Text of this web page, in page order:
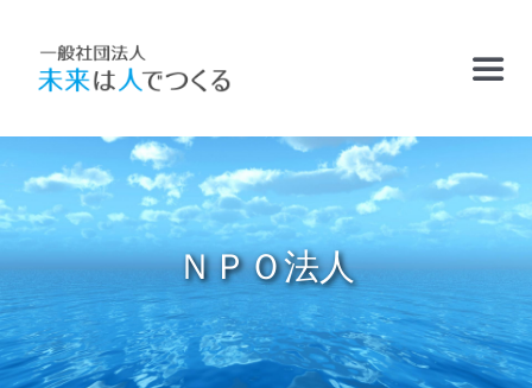
content
お知らせ
フリースクールおかむら塾
ＮＰＯ法人